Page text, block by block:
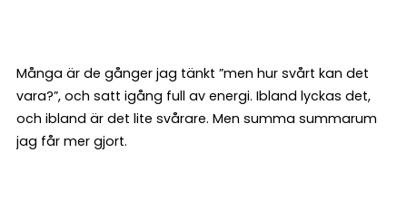
Många är de gånger jag tänkt ”men hur svårt kan det
vara?”, och satt igång full av energi. Ibland lyckas det,
och ibland är det lite svårare. Men summa summarum
jag får mer gjort.